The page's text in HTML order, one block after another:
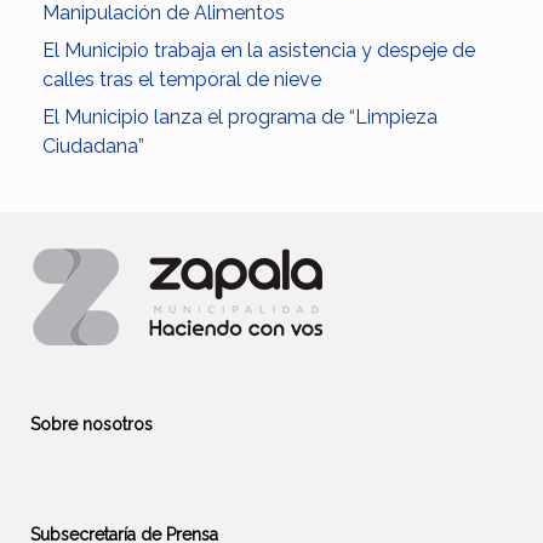
Manipulación de Alimentos
El Municipio trabaja en la asistencia y despeje de
calles tras el temporal de nieve
El Municipio lanza el programa de “Limpieza
Ciudadana”
Sobre nosotros
Subsecretaría de Prensa